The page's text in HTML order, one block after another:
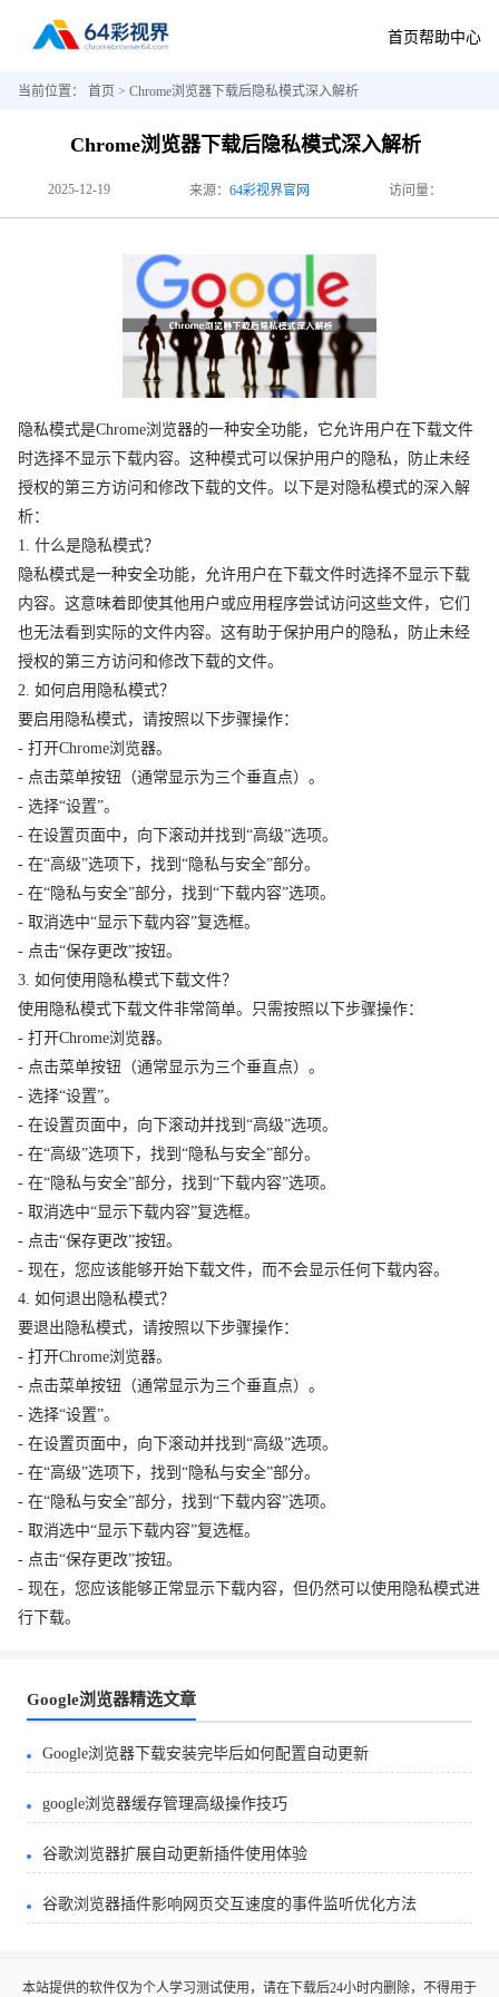
首页帮助中心
当前位置： 首页 > Chrome浏览器下载后隐私模式深入解析
Chrome浏览器下载后隐私模式深入解析
2025-12-19 来源： 64彩视界官网 访问量：
隐私模式是Chrome浏览器的一种安全功能，它允许用户在下载文件
时选择不显示下载内容。这种模式可以保护用户的隐私，防止未经
授权的第三方访问和修改下载的文件。以下是对隐私模式的深入解
析：
1. 什么是隐私模式？
隐私模式是一种安全功能，允许用户在下载文件时选择不显示下载
内容。这意味着即使其他用户或应用程序尝试访问这些文件，它们
也无法看到实际的文件内容。这有助于保护用户的隐私，防止未经
授权的第三方访问和修改下载的文件。
2. 如何启用隐私模式？
要启用隐私模式，请按照以下步骤操作：
- 打开Chrome浏览器。
- 点击菜单按钮（通常显示为三个垂直点）。
- 选择“设置”。
- 在设置页面中，向下滚动并找到“高级”选项。
- 在“高级”选项下，找到“隐私与安全”部分。
- 在“隐私与安全”部分，找到“下载内容”选项。
- 取消选中“显示下载内容”复选框。
- 点击“保存更改”按钮。
3. 如何使用隐私模式下载文件？
使用隐私模式下载文件非常简单。只需按照以下步骤操作：
- 打开Chrome浏览器。
- 点击菜单按钮（通常显示为三个垂直点）。
- 选择“设置”。
- 在设置页面中，向下滚动并找到“高级”选项。
- 在“高级”选项下，找到“隐私与安全”部分。
- 在“隐私与安全”部分，找到“下载内容”选项。
- 取消选中“显示下载内容”复选框。
- 点击“保存更改”按钮。
- 现在，您应该能够开始下载文件，而不会显示任何下载内容。
4. 如何退出隐私模式？
要退出隐私模式，请按照以下步骤操作：
- 打开Chrome浏览器。
- 点击菜单按钮（通常显示为三个垂直点）。
- 选择“设置”。
- 在设置页面中，向下滚动并找到“高级”选项。
- 在“高级”选项下，找到“隐私与安全”部分。
- 在“隐私与安全”部分，找到“下载内容”选项。
- 取消选中“显示下载内容”复选框。
- 点击“保存更改”按钮。
- 现在，您应该能够正常显示下载内容，但仍然可以使用隐私模式进
行下载。
Google浏览器精选文章
Google浏览器下载安装完毕后如何配置自动更新
google浏览器缓存管理高级操作技巧
谷歌浏览器扩展自动更新插件使用体验
谷歌浏览器插件影响网页交互速度的事件监听优化方法
本站提供的软件仅为个人学习测试使用，请在下载后24小时内删除，不得用于